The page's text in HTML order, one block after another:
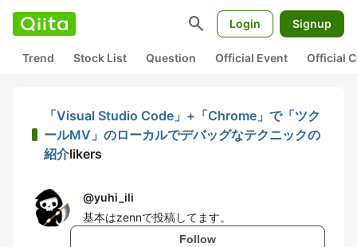
search Login Signup
Trend Stock List Question Official Event Official
「Visual Studio Code」+「Chrome」で「ツク
ールMV」のローカルでデバッグなテクニックの
紹介likers
@yuhi_ili
基本はzennで投稿してます。
Follow